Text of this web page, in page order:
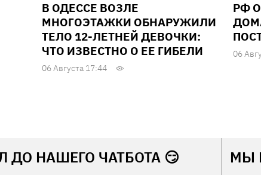
В ОДЕССЕ ВОЗЛЕ
МНОГОЭТАЖКИ ОБНАРУЖИЛИ
ТЕЛО 12-ЛЕТНЕЙ ДЕВОЧКИ:
ЧТО ИЗВЕСТНО О ЕЕ ГИБЕЛИ
06 Августа 17:44
РФ
06
ДО НАШЕГО ЧАТБОТА 😏 МЫ